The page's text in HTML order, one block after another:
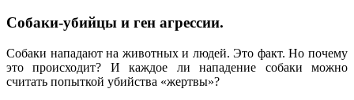
Собаки-убийцы и ген агрессии.
Собаки нападают на животных и людей. Это факт. Но почему
это происходит? И каждое ли нападение собаки можно
считать попыткой убийства «жертвы»?